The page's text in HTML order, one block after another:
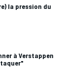
la pression du
à Verstappen